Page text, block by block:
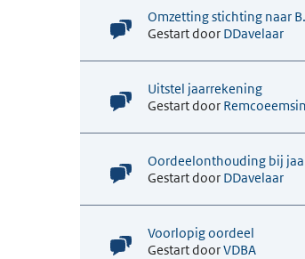
Omzetting stichting naar
Gestart door DDavelaar
Uitstel jaarrekening
Gestart door
Oordeelonthouding bij
Gestart door DDavelaar
Voorlopig oordeel
Gestart doorVDBA